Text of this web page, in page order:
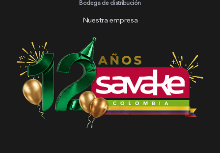
Bodega de distribución
Nuestra empresa